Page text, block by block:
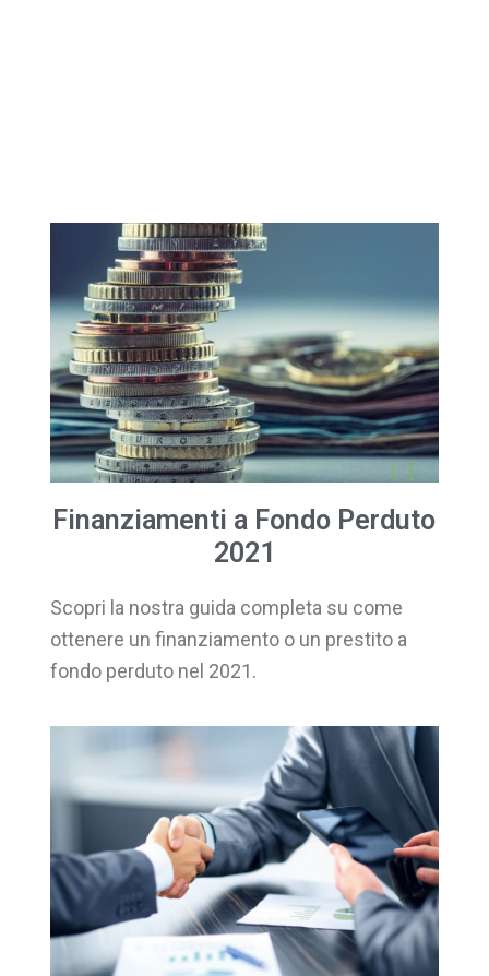
Finanziamenti a Fondo Perduto
2021
Scopri la nostra guida completa su come
ottenere un finanziamento o un prestito a
fondo perduto nel 2021.